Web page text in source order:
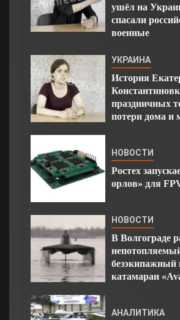
ушёл на
спасали
военные
УКРАИНА
История
праздничных
потери дома и
НОВОСТИ
Ростех
орлов» для
НОВОСТИ
В Волгограде
безэкипажный
катамаран
АНАЛИТИКА